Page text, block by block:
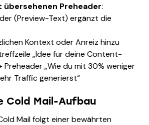
Preheader:
(Preview-Text) ergänzt die
Kontext oder Anreiz hinzu
„Idee für deine Content-
Preheader „Wie du mit 30% weniger
Traffic generierst“
Cold Mail-Aufbau
Mail folgt einer bewährten